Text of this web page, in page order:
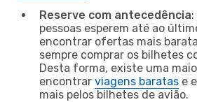
Reserve com antecedência
pessoas esperem até ao
encontrar ofertas mais
sempre comprar os bilhetes
Desta forma, existe uma
encontrar viagens baratas e
mais pelos bilhetes de avião.